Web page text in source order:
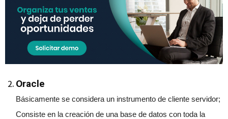
Oracle
Básicamente se considera un instrumento de cliente servidor;
Consiste en la creación de una base de datos con toda la